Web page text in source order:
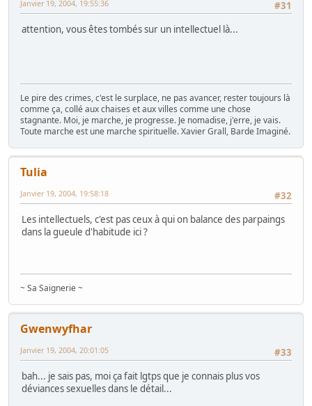
#31
Janvier 19, 2004, 19:55:36
attention, vous êtes tombés sur un intellectuel là...
Le pire des crimes, c'est le surplace, ne pas avancer, rester toujours là
comme ça, collé aux chaises et aux villes comme une chose
stagnante. Moi, je marche, je progresse. Je nomadise, j'erre, je vais.
Toute marche est une marche spirituelle. Xavier Grall, Barde Imaginé.
Tulia
#32
Janvier 19, 2004, 19:58:18
Les intellectuels, c'est pas ceux à qui on balance des parpaings
dans la gueule d'habitude ici ?
~ Sa Saignerie ~
Gwenwyfhar
#33
Janvier 19, 2004, 20:01:05
bah... je sais pas, moi ça fait lgtps que je connais plus vos
déviances sexuelles dans le détail...